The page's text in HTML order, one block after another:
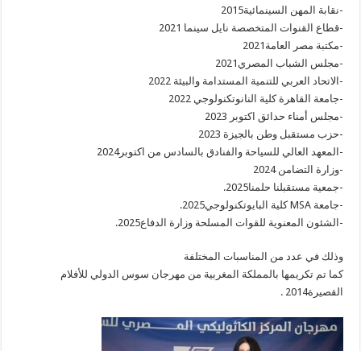
-نقابة المهن السينمائية2015
-قطاع القنوات المتخصصة نايل سينما 2021
-مكتبة مصر العامة2021
-مجلس الشباب المصري2021
-الاتحاد العربي للتنمية المستدامة والبيئة 2022
-جامعة القاهرة كلية النانوتكنولوجي 2022
-مجلس أمناء حدائق اكتوبر 2023
-حزب مستقبل وطن بالجيزة 2023
-المعهد العالي للسياحة والفنادق بالسادس من اكتوبر2024
-وزارة التضامن 2024
-جمعية مستقبلنا حلمنا2025.
-جامعة MSA كلية البايوتكنولوجي2025.
-الشئون المعنوية للقوات المسلحة وزارة الدفاع2025.
وذلك في عدد من المناسبات المختلفة
كما تم تكريمها بالمملكة المغربية من مهرجان سوس الدولي للأفلام
القصيرة2014 .